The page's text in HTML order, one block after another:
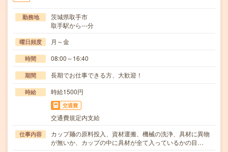
勤務地
茨城県取手市
取手駅から---分
曜日頻度 月～金
時間 08:00～16:40
期間 長期でお仕事できる方、大歓迎！
時給 時給1500円
交通費
交通費規定内支給
仕事内容
カップ麺の原料投入、資材運搬、機械の洗浄、具材に異物
が無いか、カップの中に具材が全て入っているかの目…